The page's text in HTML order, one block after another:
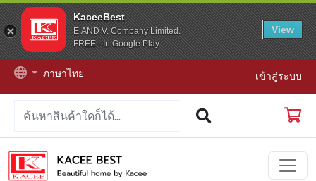
KaceeBest
E.AND V. Company Limited.
FREE - In Google Play
View
ภาษาไทย เข้าสู่ระบบ